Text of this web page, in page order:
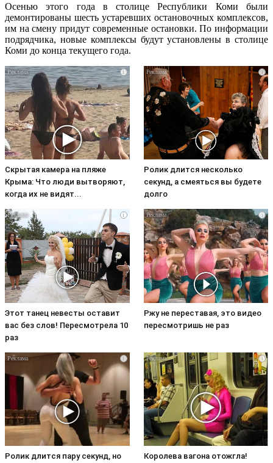
Осенью этого года в столице Республики Коми были
демонтированы шесть устаревших остановочных комплексов,
им на смену придут современные остановки. По информации
подрядчика, новые комплексы будут установлены в столице
Коми до конца текущего года.
i
Скрытая камера на пляже
Крыма: Что люди вытворяют,
когда их не видят...
i
Ролик длится несколько
секунд, а смеяться вы будете
долго
i
Этот танец невесты оставит
вас без слов! Пересмотрела 10
раз
i
Ржу не переставая, это видео
пересмотришь не раз
i
Ролик длится пару секунд, но
i
Королева вагона отожгла!